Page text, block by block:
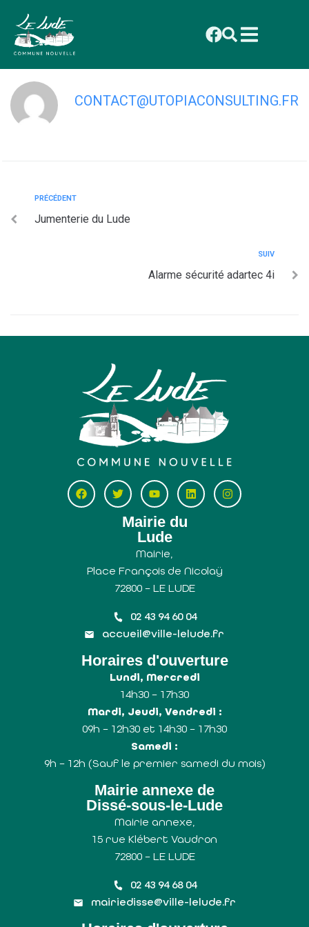
principal
LEDRU Guillaume
CONTACT@UTOPIACONSULTING.FR
PRÉCÉDENT
Jumenterie du Lude
SUIV
Alarme sécurité adartec 4i
Mairie du
Lude
Mairie,
Place François de Nicolaÿ
72800 – LE LUDE
02 43 94 60 04
accueil@ville-lelude.fr
Horaires d'ouverture
Lundi, Mercredi
14h30 – 17h30
Mardi, Jeudi, Vendredi :
09h – 12h30 et 14h30 – 17h30
Samedi :
9h – 12h (Sauf le premier samedi du mois)
Mairie annexe de
Dissé-sous-le-Lude
Mairie annexe,
15 rue Klébert Vaudron
72800 – LE LUDE
02 43 94 68 04
mairiedisse@ville-lelude.fr